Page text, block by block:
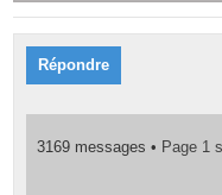
Répondre
3169 messages • Page 1